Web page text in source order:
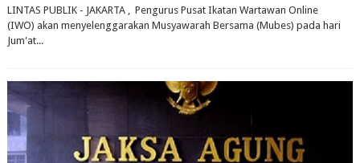
LINTAS PUBLIK - JAKARTA , Pengurus Pusat Ikatan Wartawan Online
(IWO) akan menyelenggarakan Musyawarah Bersama (Mubes) pada hari
Jum'at...